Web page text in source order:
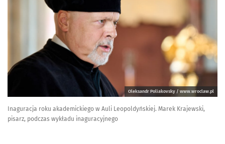
Oleksandr Poliakovsky / www.wroclaw.pl
Inaguracja roku akademickiego w Auli Leopoldyńskiej. Marek Krajewski,
pisarz, podczas wykładu inaguracyjnego